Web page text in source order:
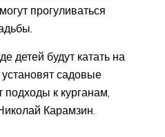
прогуливаться
детей будут катать на
садовые
подходы к курганам,
Карамзин.